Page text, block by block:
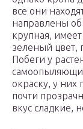
все они
направлены
крупная,
зеленый цвет,
Побеги у
окраску, у них
почти
вкус сладкие,